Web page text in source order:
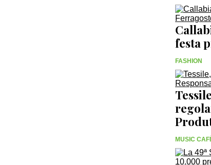
festa
FASHION
MUSIC